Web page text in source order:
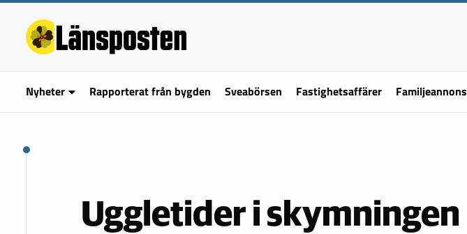
Nyheter Rapporterat från bygden Sveabörsen Fastighetsaffärer Familjeannons
Uggletider i skymningen